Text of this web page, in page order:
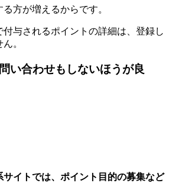
方が増えるからです。
与されるポイントの詳細は、登録し
。
い合わせもしないほうが良
サイトでは、ポイント目的の募集など